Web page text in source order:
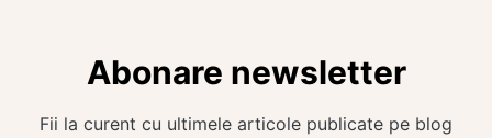
Abonare newsletter
Fii la curent cu ultimele articole publicate pe blog